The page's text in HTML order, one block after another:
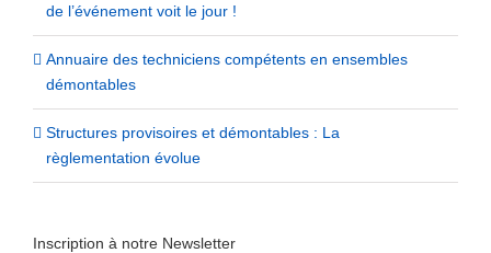
de l’événement voit le jour !
Annuaire des techniciens compétents en ensembles
démontables
Structures provisoires et démontables : La
règlementation évolue
Inscription à notre Newsletter